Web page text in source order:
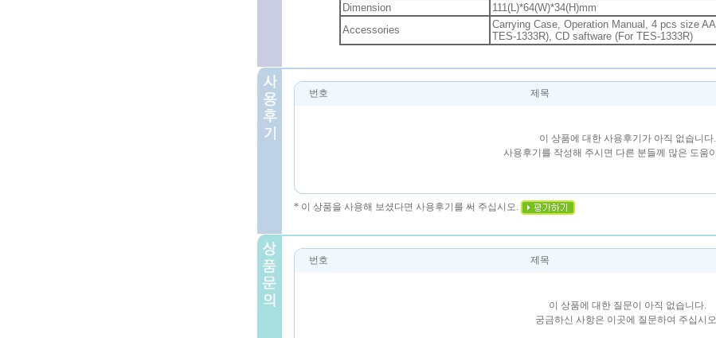
Dimension
111(L)*64(W)*34(H)mm
Accessories
Carrying Case, Operation Manual, 4 pcs size
TES-1333R), CD saftware (For TES-1333R)
번호 제목
이 상품에 대한 사용후기가 아직 없습니다.
사용후기를 작성해 주시면 다른 분들께 많은 도움
* 이 상품을 사용해 보셨다면 사용후기를 써 주십시오.
번호 제목
이 상품에 대한 질문이 아직 없습니다.
궁금하신 사항은 이곳에 질문하여 주십시